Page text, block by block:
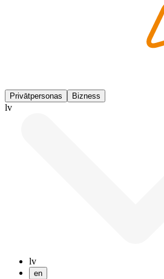
Privātpersonas Bizness
lv
lv
en